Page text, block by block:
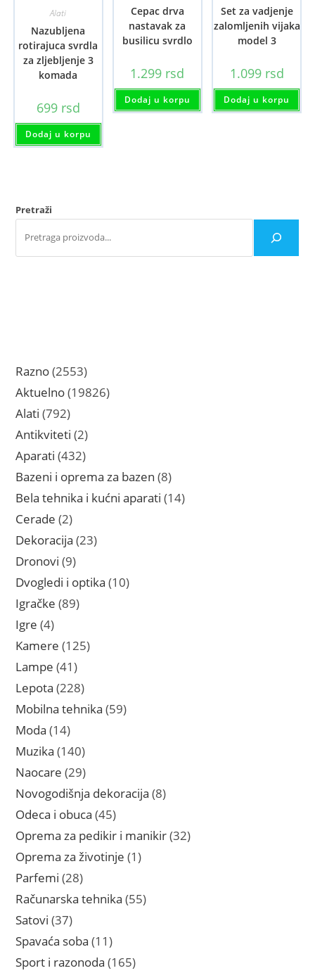
Alati
Nazubljena
rotirajuca svrdla
za zljebljenje 3
komada
699 rsd
Dodaj u korpu
Cepac drva
nastavak za
busilicu svrdlo
1.299 rsd
Dodaj u korpu
Set za vadjenje
zalomljenih vijaka
model 3
1.099 rsd
Dodaj u korpu
Pretraži
Razno 25532553
proizvoda
Aktuelno 1982619826
Alati 792792
proizvoda
Antikviteti 22
proizvoda
Aparati 432432
proizvoda
Bazeni i oprema za bazen 88
proizvoda
Bela tehnika i kućni aparati 1414
Cerade 22
proizvoda
Dekoracija 2323
Dronovi 99
proizvoda
Dvogledi i optika 1010
Igračke 8989
Igre 44
proizvoda
Kamere 125125
Lampe 4141
proizvod
Lepota 228228
proizvoda
Mobilna tehnika 5959
Moda 1414
proizvoda
Muzika 140140
proizvoda
Naocare 2929
proizvoda
Novogodišnja dekoracija 88
Odeca i obuca 4545
proizvoda
Oprema za pedikir i manikir 3232
Oprema za životinje 11
Parfemi 2828
proizvoda
Računarska tehnika 5555
Satovi 3737
proizvoda
Spavaća soba 1111
proizvoda
Sport i razonoda 165165